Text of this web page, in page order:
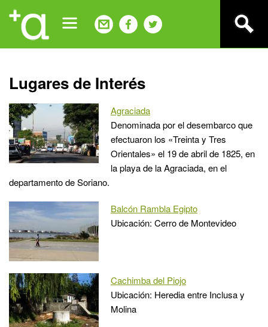
Jump
navigation
Back
to
top
Lugares de Interés
Agraciada
Denominada por el desembarco que
efectuaron los «Treinta y Tres
Orientales» el 19 de abril de 1825, en
la playa de la Agraciada, en el
departamento de Soriano.
Balcón Rambla Egipto
Ubicación: Cerro de Montevideo
Cachimba del Piojo
Ubicación: Heredia entre Inclusa y
Molina